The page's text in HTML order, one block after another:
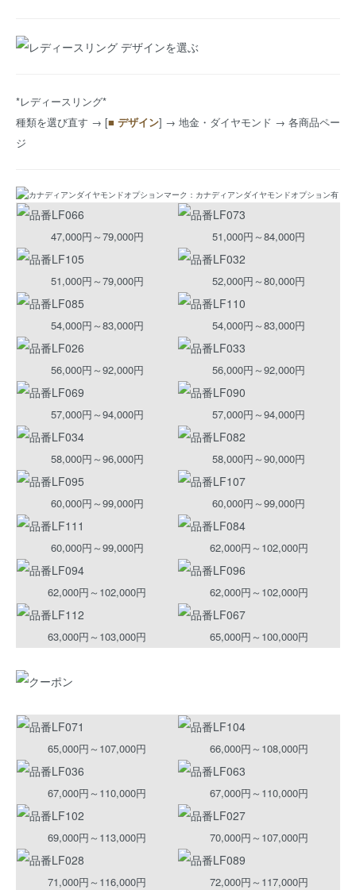
*レディースリング*
種類を選び直す → [■ デザイン] → 地金・ダイヤモンド → 各商品ペー
ジ
マーク：カナディアンダイヤモンドオプション有
47,000円～79,000円 51,000円～84,000円
51,000円～79,000円 52,000円～80,000円
54,000円～83,000円 54,000円～83,000円
56,000円～92,000円 56,000円～92,000円
57,000円～94,000円 57,000円～94,000円
58,000円～96,000円 58,000円～90,000円
60,000円～99,000円 60,000円～99,000円
60,000円～99,000円 62,000円～102,000円
62,000円～102,000円 62,000円～102,000円
63,000円～103,000円 65,000円～100,000円
65,000円～107,000円 66,000円～108,000円
67,000円～110,000円 67,000円～110,000円
69,000円～113,000円 70,000円～107,000円
71,000円～116,000円 72,000円～117,000円